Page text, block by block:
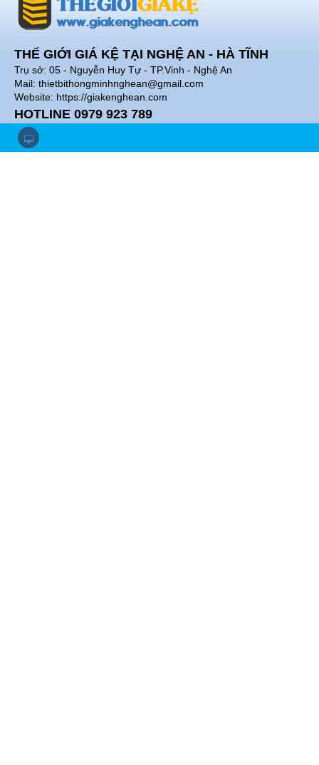
THẾ GIỚI GIÁ KỆ TẠI NGHỆ AN - HÀ TĨNH
Trụ sở: 05 - Nguyễn Huy Tự - TP.Vinh - Nghệ An
Mail: thietbithongminhnghean@gmail.com
Website: https://giakenghean.com
HOTLINE 0979 923 789